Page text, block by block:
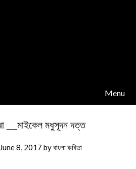
Menu
__মাইকেল মধুসূদন দত্ত
June 8, 2017 byবাংলা কবিতা